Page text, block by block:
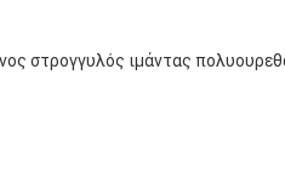
στρογγυλός ιμάντας